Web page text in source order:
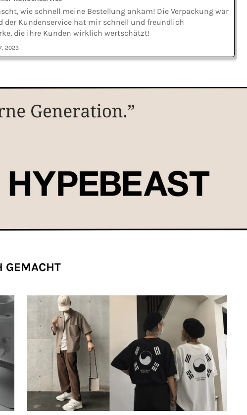
wie schnell meine Bestellung ankam! Die Verpackung war
der Kundenservice hat mir schnell und freundlich
die ihre Kunden wirklich wertschätzt!
2023
GEMACHT